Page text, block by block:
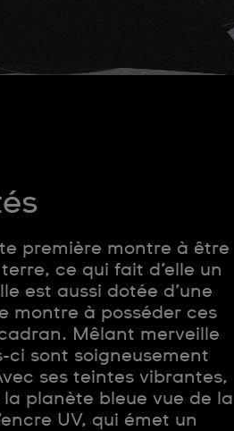
première montre à être
ce qui fait d’elle un
est aussi dotée d’une
montre à posséder ces
Mêlant merveille
ci sont soigneusement
ses teintes vibrantes,
planète bleue vue de la
UV, qui émet un